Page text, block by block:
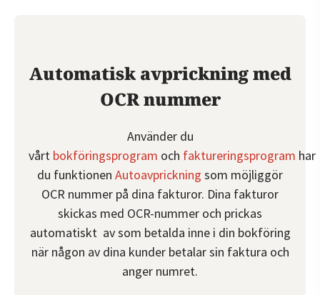
Automatisk avprickning med
OCR nummer
Använder du
vårt bokföringsprogram och faktureringsprogram har
du funktionen Autoavprickning som möjliggör
OCR nummer på dina fakturor. Dina fakturor
skickas med OCR-nummer och prickas
automatiskt av som betalda inne i din bokföring
när någon av dina kunder betalar sin faktura och
anger numret.